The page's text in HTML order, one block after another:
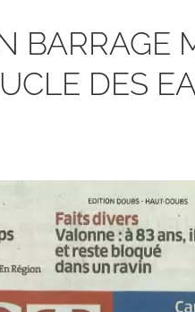
BARRAGE
DES